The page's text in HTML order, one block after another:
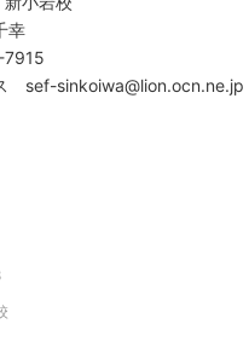
幸
sef-sinkoiwa@lion.ocn.ne.jp